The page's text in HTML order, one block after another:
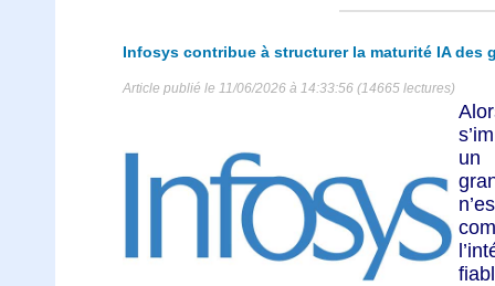
Infosys contribue à structurer la maturité IA des
Article publié le 11/06/2026 à 14:33:56 (14665 lectures)
un